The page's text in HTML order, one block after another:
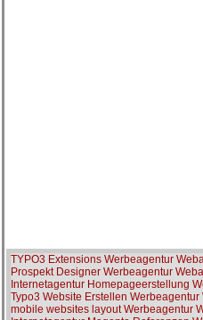
TYPO3 Extensions Werbeagentur
Prospekt Designer Werbeagentur
Internetagentur Homepageerstellung
Typo3 Website Erstellen Werbeagentur
mobile websites layout Werbeagentur